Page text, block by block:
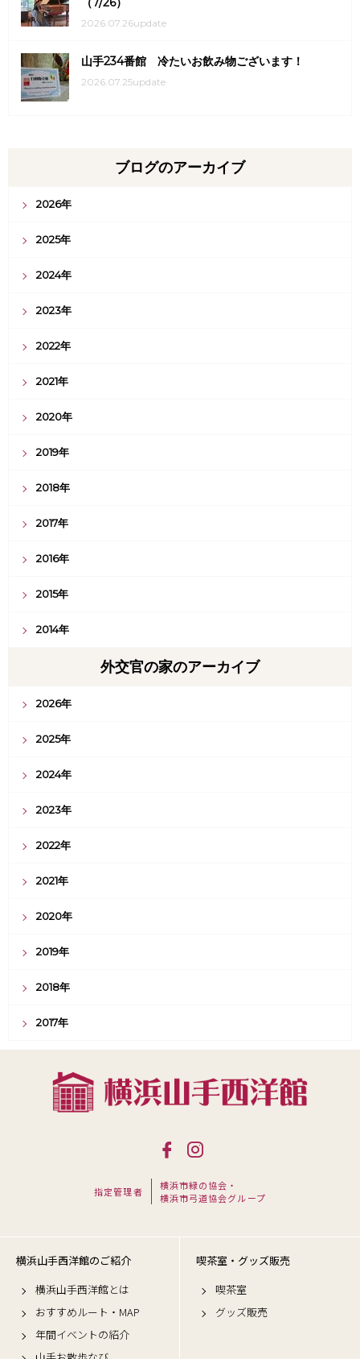
2026.07.26update
山手234番館 冷たいお飲み物ございます！
2026.07.25update
ブログのアーカイブ
2026年
2025年
2024年
2023年
2022年
2021年
2020年
2019年
2018年
2017年
2016年
2015年
2014年
外交官の家のアーカイブ
2026年
2025年
2024年
2023年
2022年
2021年
2020年
2019年
2018年
2017年
指定管理者
横浜市緑の協会・
横浜市弓道協会グループ
横浜山手西洋館のご紹介
横浜山手西洋館とは
おすすめルート・MAP
年間イベントの紹介
喫茶室・グッズ販売
喫茶室
グッズ販売